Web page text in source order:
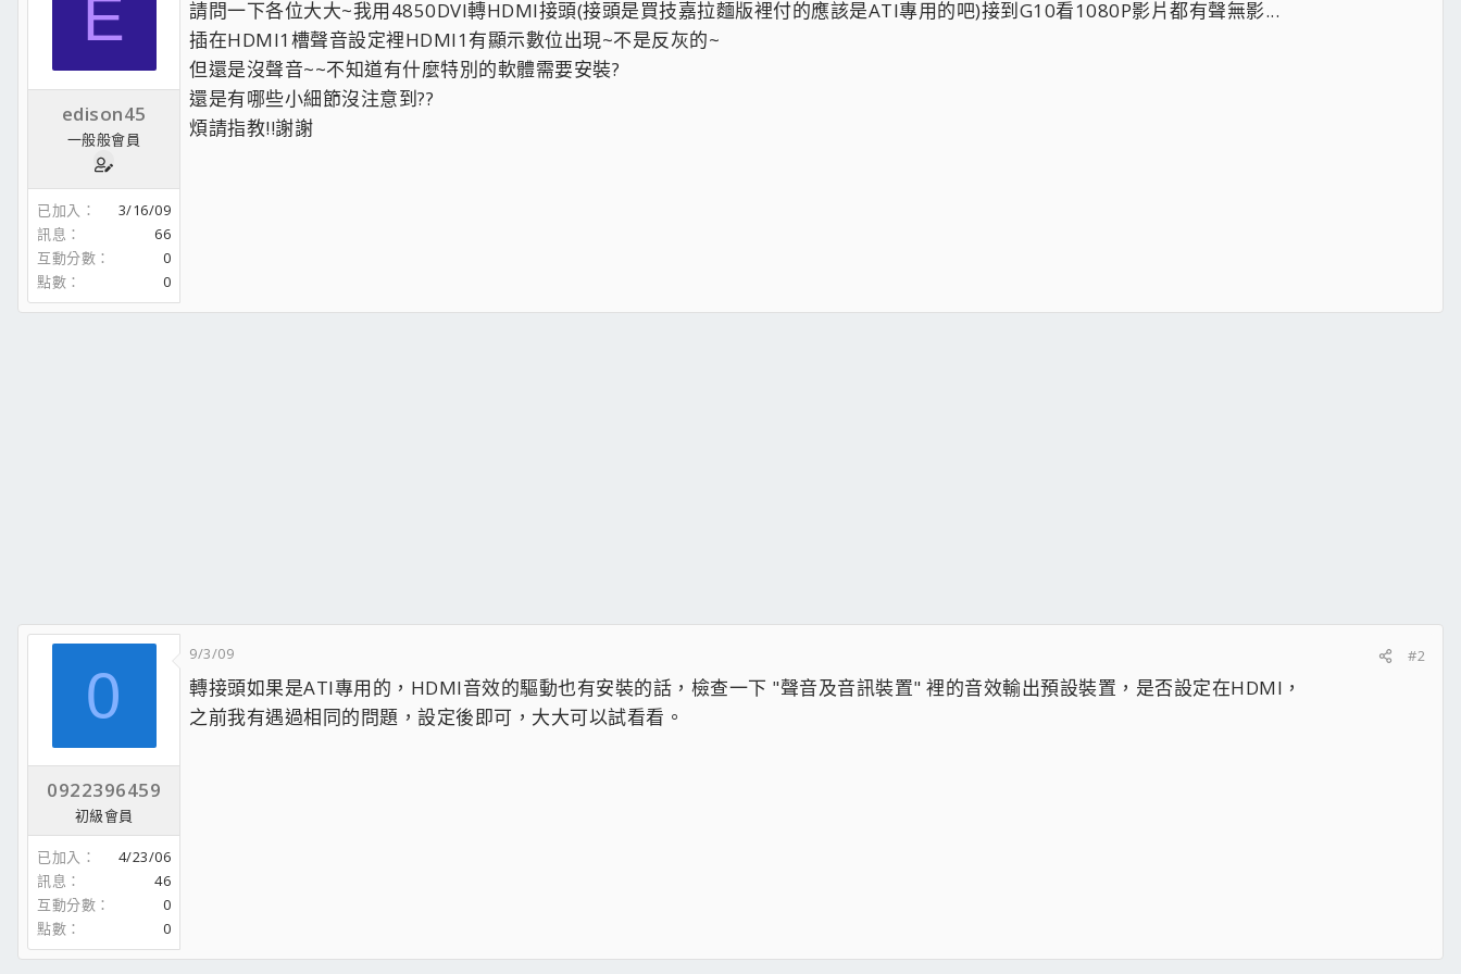
E
edison45
一般般會員
已加入
3/16/09
訊息
66
互動分數
0
點數
0
請問一下各位大大~我用4850DVI轉HDMI接頭(接頭是買技嘉拉麵版裡付的應該是ATI專用的吧)接到G10看1080P影片都有聲無影...
插在HDMI1槽聲音設定裡HDMI1有顯示數位出現~不是反灰的~
但還是沒聲音~~不知道有什麼特別的軟體需要安裝?
還是有哪些小細節沒注意到??
煩請指教!!謝謝
0
0922396459
初級會員
已加入
4/23/06
訊息
46
互動分數
0
點數
0
9/3/09 #2
轉接頭如果是ATI專用的，HDMI音效的驅動也有安裝的話，檢查一下 "聲音及音訊裝置" 裡的音效輸出預設裝置，是否設定在HDMI，
之前我有遇過相同的問題，設定後即可，大大可以試看看。